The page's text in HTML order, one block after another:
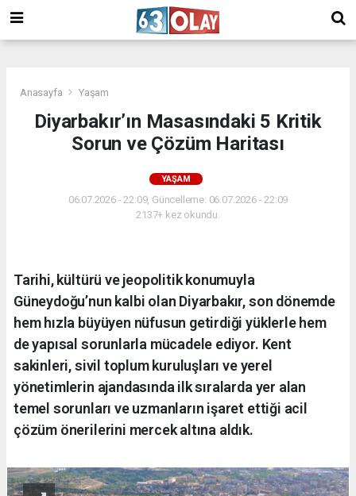
Anasayfa Yaşam
Diyarbakır’ın Masasındaki 5 Kritik
Sorun ve Çözüm Haritası
YAŞAM
06.07.2026 - 22:09, Güncelleme: 06.07.2026 - 22:09
2137+ kez okundu.
Tarihi, kültürü ve jeopolitik konumuyla
Güneydoğu’nun kalbi olan Diyarbakır, son dönemde
hem hızla büyüyen nüfusun getirdiği yüklerle hem
de yapısal sorunlarla mücadele ediyor. Kent
sakinleri, sivil toplum kuruluşları ve yerel
yönetimlerin ajandasında ilk sıralarda yer alan
temel sorunları ve uzmanların işaret ettiği acil
çözüm önerilerini mercek altına aldık.